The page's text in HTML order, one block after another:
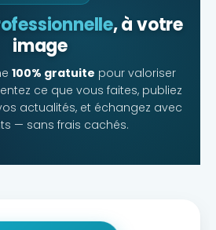
, à votre
image
100% gratuite pour valoriser
ce que vous faites, publiez
actualités, et échangez avec
— sans frais cachés.